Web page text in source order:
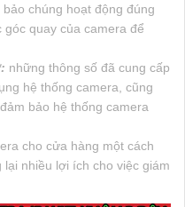
chúng hoạt động đúng
quay của camera để
những thông số đã cung cấp
hệ thống camera, cũng
bảo hệ thống camera
cho cửa hàng một cách
nhiều lợi ích cho việc giám